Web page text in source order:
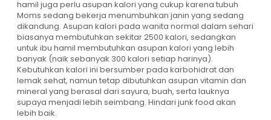
hamil juga perlu asupan kalori yang cukup karena tubuh
Moms sedang bekerja menumbuhkan janin yang sedang
dikandung. Asupan kalori pada wanita normal dalam sehari
biasanya membutuhkan sekitar 2500 kalori, sedangkan
untuk ibu hamil membutuhkan asupan kalori yang lebih
banyak (naik sebanyak 300 kalori setiap harinya).
Kebutuhkan kalori ini bersumber pada karbohidrat dan
lemak sehat, namun tetap dibutuhkan asupan vitamin dan
mineral yang berasal dari sayura, buah, serta lauknya
supaya menjadi lebih seimbang. Hindari junk food akan
lebih baik.